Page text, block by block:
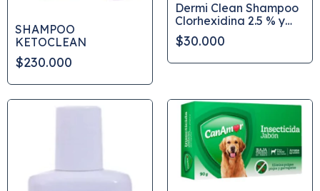
SHAMPOO
KETOCLEAN
$230.000
Dermi Clean Shampoo
Clorhexidina 2.5 % y
avena al 2%
$30.000